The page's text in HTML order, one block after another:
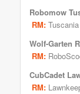
Robomow
RM:Tuscania
Wolf-Garten
RM:
CubCadet
RM: